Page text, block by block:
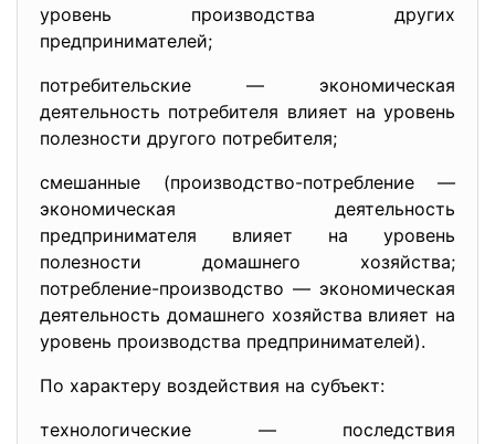
уровень производства других
предпринимателей;
потребительские — экономическая
деятельность потребителя влияет на уровень
полезности другого потребителя;
смешанные (производство-потребление —
экономическая деятельность
предпринимателя влияет на уровень
полезности домашнего хозяйства;
потребление-производство — экономическая
деятельность домашнего хозяйства влияет на
уровень производства предпринимателей).
По характеру воздействия на субъект:
технологические — последствия